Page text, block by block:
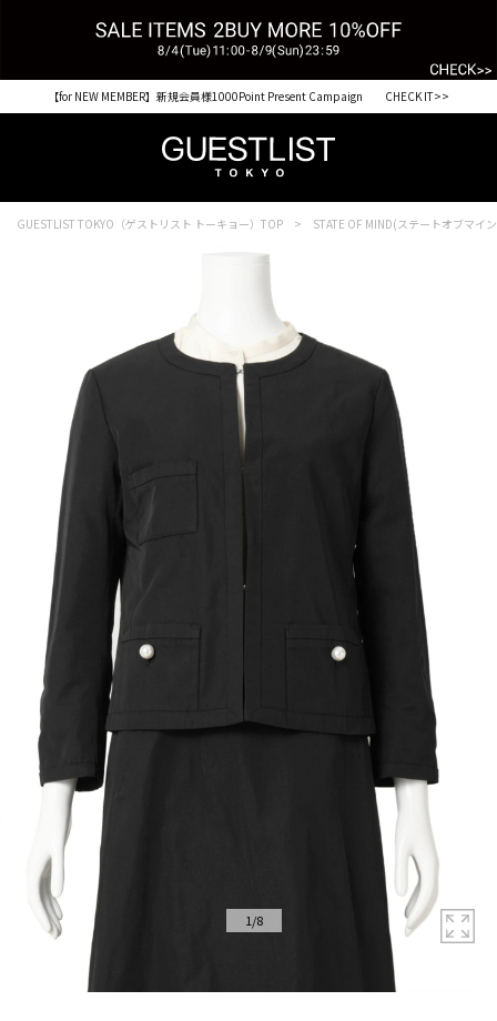
【for NEW MEMBER】新規会員様1000Point Present Campaign CHECK IT>>
GUESTLIST TOKYO（ゲストリスト トーキョー）TOP STATE OF MIND(ステートオブマイ
1/8